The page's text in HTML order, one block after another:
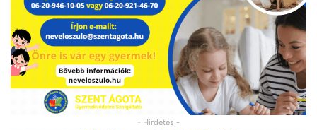
- Hirdetés -